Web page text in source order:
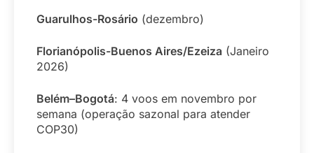
Guarulhos-Rosário (dezembro)
Florianópolis-Buenos Aires/Ezeiza (Janeiro
2026)
Belém–Bogotá: 4 voos em novembro por
semana (operação sazonal para atender
COP30)